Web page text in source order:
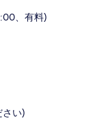
、有料)
さい)